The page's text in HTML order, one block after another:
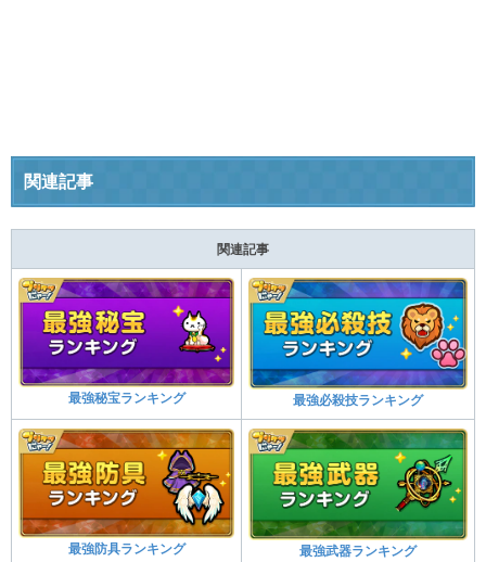
関連記事
関連記事
最強秘宝ランキング 最強必殺技ランキング
最強防具ランキング 最強武器ランキング